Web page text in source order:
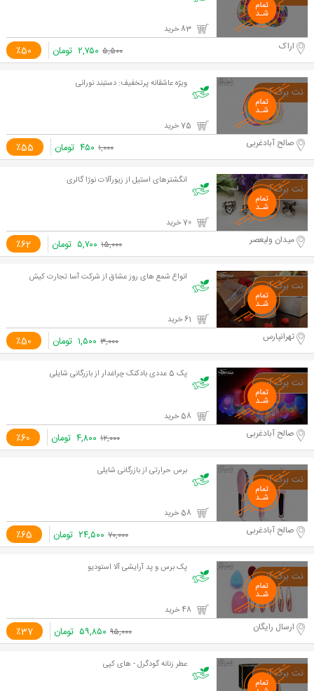
٪50 اراک ۵,۵۰۰ ۲,۷۵۰ تومان
ویژه عاشقانه پرتخفیف: دستبند نورانی
٪55 صالح آبادغربی ۱,۰۰۰ ۴۵۰ تومان
انگشترهای استیل از زیورآلات نوژا گالری
٪62 میدان ولیعصر ۱۵,۰۰۰ ۵,۷۰۰ تومان
انواع شمع های روز عشاق از شرکت آسا تجارت کیش
٪50 تهرانپارس ۳,۰۰۰ ۱,۵۰۰ تومان
پک 5 عددی بادکنک چراغدار از بازرگانی شایلی
٪60 صالح آبادغربی ۱۲,۰۰۰ ۴,۸۰۰ تومان
برس حرارتی از بازرگانی شایلی
٪65 صالح آبادغربی ۷۰,۰۰۰ ۲۴,۵۰۰ تومان
پک برس و پد آرایشی آلا استودیو
٪37 ارسال رایگان ۹۵,۰۰۰ ۵۹,۸۵۰ تومان
عطر زنانه گودگرل - های کپی